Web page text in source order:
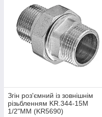
Згін роз'ємний із зовнішнім
різьбленням KR.344-15M
1/2"MM (KR5690)